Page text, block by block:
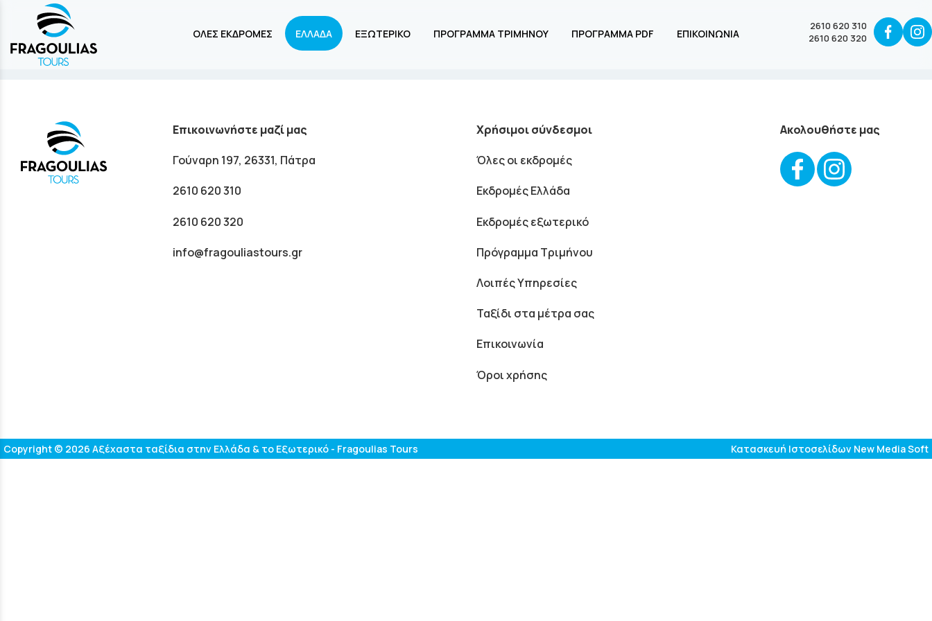
2610 620 310
2610 620 320
ΟΛΕΣ ΕΚΔΡΟΜΕΣ ΕΛΛΑΔΑ ΕΞΩΤΕΡΙΚΟ ΠΡΟΓΡΑΜΜΑ ΤΡΙΜΗΝΟΥ ΠΡΟΓΡΑΜΜΑ PDF ΕΠΙΚΟΙΝΩΝΙΑ
Επικοινωνήστε μαζί μας
Γούναρη 197, 26331, Πάτρα
2610 620 310
2610 620 320
info@fragouliastours.gr
Χρήσιμοι σύνδεσμοι
Όλες οι εκδρομές
Εκδρομές Ελλάδα
Εκδρομές εξωτερικό
Πρόγραμμα Τριμήνου
Λοιπές Υπηρεσίες
Ταξίδι στα μέτρα σας
Επικοινωνία
Όροι χρήσης
Ακολουθήστε μας
Copyright © 2026 Αξέχαστα ταξίδια στην Ελλάδα & το Εξωτερικό - Fragoulias Tours Κατασκευή Ιστοσελίδων New Media Soft